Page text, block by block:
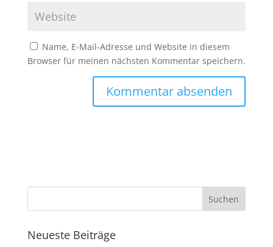
Name, E-Mail-Adresse und Website in diesem
Browser für meinen nächsten Kommentar speichern.
Neueste Beiträge